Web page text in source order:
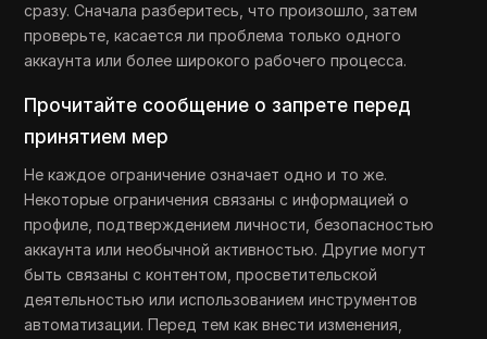
сразу. Сначала разберитесь, что произошло, затем
проверьте, касается ли проблема только одного
аккаунта или более широкого рабочего процесса.
Прочитайте сообщение о запрете перед
принятием мер
Не каждое ограничение означает одно и то же.
Некоторые ограничения связаны с информацией о
профиле, подтверждением личности, безопасностью
аккаунта или необычной активностью. Другие могут
быть связаны с контентом, просветительской
деятельностью или использованием инструментов
автоматизации. Перед тем как внести изменения,